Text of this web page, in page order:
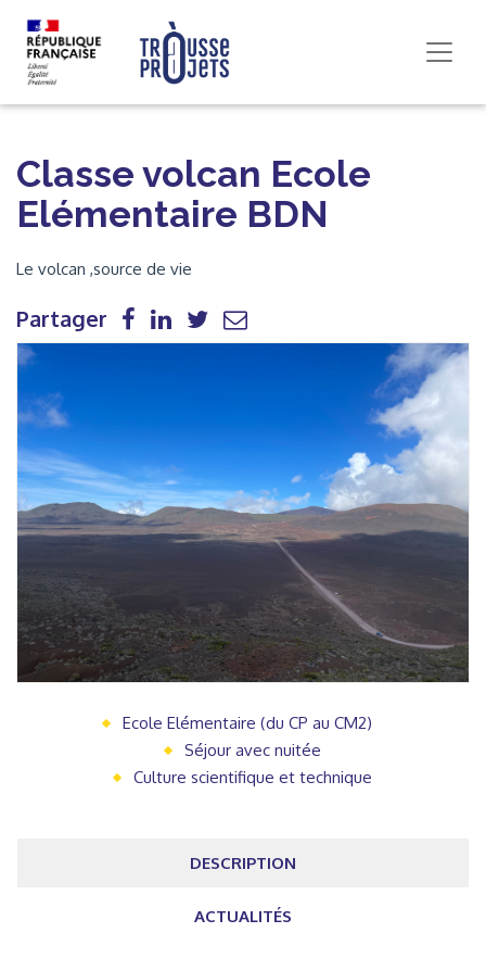
Classe volcan Ecole
Elémentaire BDN
Le volcan ,source de vie
Partager
Ecole Elémentaire (du CP au CM2)
Séjour avec nuitée
Culture scientifique et technique
DESCRIPTION
ACTUALITÉS